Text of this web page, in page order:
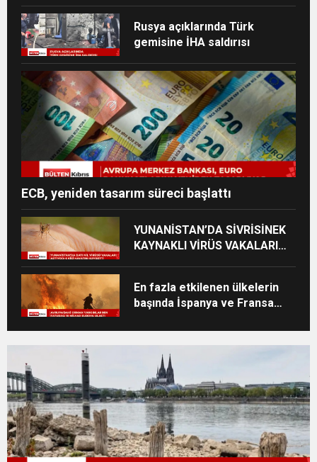
Rusya açıklarında Türk
gemisine İHA saldırısı
ECB, yeniden tasarım süreci başlattı
YUNANİSTAN’DA SİVRİSİNEK
KAYNAKLI VİRÜS VAKALARI
En fazla etkilenen ülkelerin
başında İspanya ve Fransa